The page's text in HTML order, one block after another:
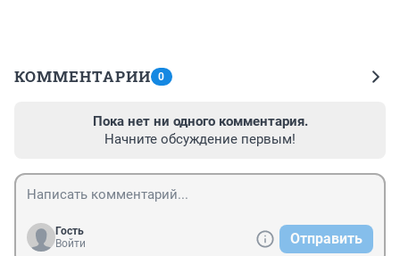
КОММЕНТАРИИ 0
Пока нет ни одного комментария.
Начните обсуждение первым!
Гость
Войти
Отправить